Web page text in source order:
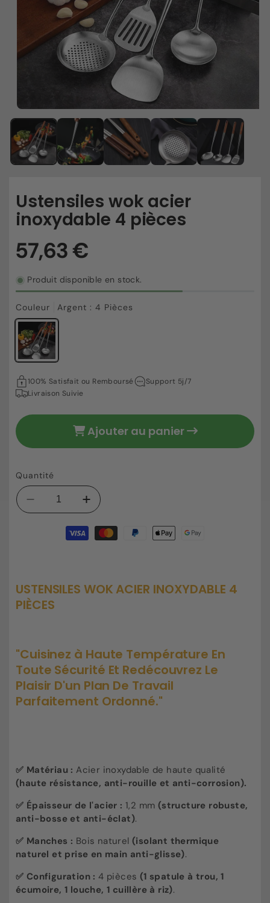
Ustensiles wok acier
inoxydable 4 pièces
Prix
habituel
57,63 €
Produit disponible en stock.
Couleur Argent : 4 Pièces
100% Satisfait ou Remboursé
Support 5j/7
Livraison Suivie
Ajouter au panier
Quantité
Réduire
la
quantité
inoxydable
4
Augmenter
la
quantité
de
inoxydable
USTENSILES WOK ACIER INOXYDABLE 4
PIÈCES
"Cuisinez à Haute Température En
Toute Sécurité Et Redécouvrez Le
Plaisir D'un Plan De Travail
Parfaitement Ordonné."
✅ Matériau : Acier inoxydable de haute qualité
(haute résistance, anti-rouille et anti-corrosion).
✅ Épaisseur de l'acier : 1,2 mm (structure robuste,
anti-bosse et anti-éclat).
✅ Manches : Bois naturel (isolant thermique
naturel et prise en main anti-glisse).
✅ Configuration : 4 pièces (1 spatule à trou, 1
écumoire, 1 louche, 1 cuillère à riz).